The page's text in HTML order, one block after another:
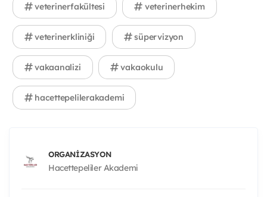
veterinerfakültesi veterinerhekim
veterinerkliniği süpervizyon
vakaanalizi vakaokulu
hacettepelilerakademi
ORGANIZASYON
Hacettepeliler Akademi